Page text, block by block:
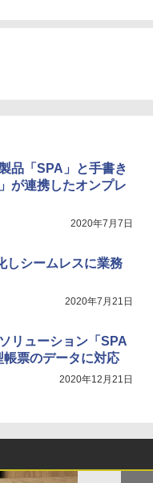
品「SPA」と手書き
が連携したオンプレ
2020年7月7日
しシームレスに業務
2020年7月21日
リューション「SPA
票のデータに対応
2020年12月21日